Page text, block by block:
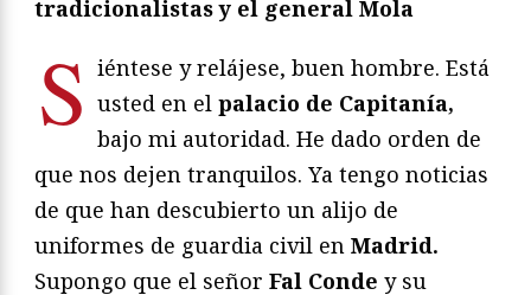
tradicionalistas y el general Mola
S iéntese y relájese, buen hombre. Está
usted en el palacio de Capitanía,
bajo mi autoridad. He dado orden de
que nos dejen tranquilos. Ya tengo noticias
de que han descubierto un alijo de
uniformes de guardia civil en Madrid.
Supongo que el señor Fal Conde y su